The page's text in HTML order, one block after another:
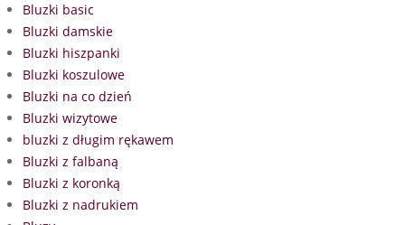
Bluzki basic
Bluzki damskie
Bluzki hiszpanki
Bluzki koszulowe
Bluzki na co dzień
Bluzki wizytowe
bluzki z długim rękawem
Bluzki z falbaną
Bluzki z koronką
Bluzki z nadrukiem